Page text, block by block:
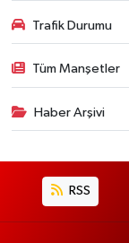
Trafik Durumu
Tüm Manşetler
Haber Arşivi
RSS